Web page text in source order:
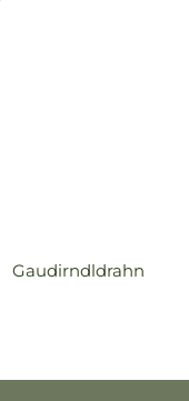
Gaudirndldrahn